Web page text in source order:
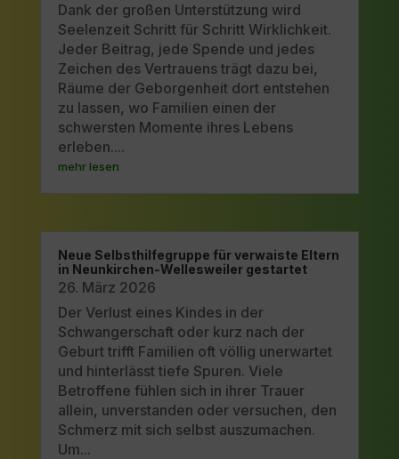
Dank der großen Unterstützung wird
Seelenzeit Schritt für Schritt Wirklichkeit.
Jeder Beitrag, jede Spende und jedes
Zeichen des Vertrauens trägt dazu bei,
Räume der Geborgenheit dort entstehen
zu lassen, wo Familien einen der
schwersten Momente ihres Lebens
erleben....
mehr lesen
Neue Selbsthilfegruppe für verwaiste Eltern
in Neunkirchen-Wellesweiler gestartet
26. März 2026
Der Verlust eines Kindes in der
Schwangerschaft oder kurz nach der
Geburt trifft Familien oft völlig unerwartet
und hinterlässt tiefe Spuren. Viele
Betroffene fühlen sich in ihrer Trauer
allein, unverstanden oder versuchen, den
Schmerz mit sich selbst auszumachen.
Um...